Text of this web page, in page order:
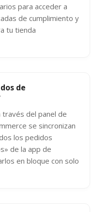
para acceder a
de cumplimiento y
tu tienda
de
del panel de
se sincronizan
los pedidos
de la app de
en bloque con solo